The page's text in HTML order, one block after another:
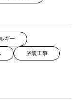
ギー
塗装工事